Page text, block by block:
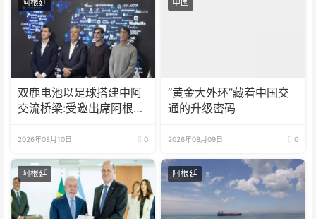
阿根廷
双鹿电池以足球搭建中阿
交流桥梁:受邀出席阿根廷
2026年08月10日 0
中国
“黄金大外环”藏着中国交
通的升级密码
2026年08月09日 0
阿根廷 阿根廷